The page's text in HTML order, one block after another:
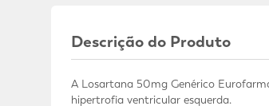
Descrição do Produto
A Losartana 50mg Genérico
hipertrofia ventricular esquerda.